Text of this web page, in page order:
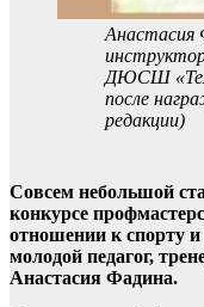
Анастасия
ДЮСШ
после
редакции)
Совсем небольшой
конкурсе
отношении к спорту и
молодой педагог,
Анастасия Фадина.